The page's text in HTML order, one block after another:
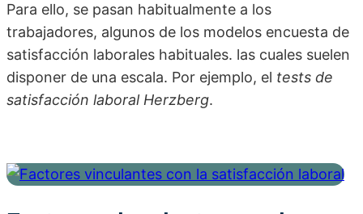
Para ello, se pasan habitualmente a los
trabajadores, algunos de los modelos encuesta de
satisfacción laborales habituales. las cuales suelen
disponer de una escala. Por ejemplo, el tests de
satisfacción laboral Herzberg.